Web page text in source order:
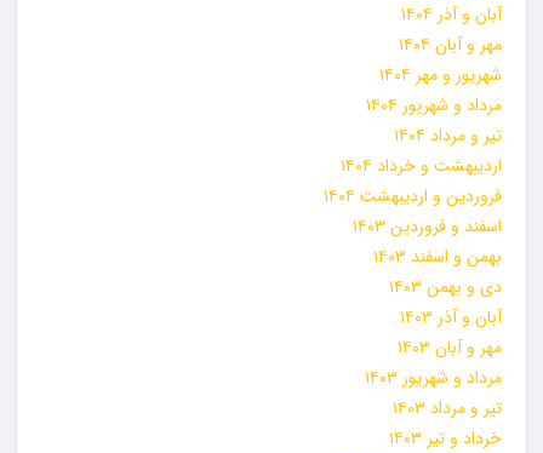
آبان و آذر ۱۴۰۴
مهر و آبان ۱۴۰۴
شهریور و مهر ۱۴۰۴
مرداد و شهریور ۱۴۰۴
تیر و مرداد ۱۴۰۴
اردیبهشت و خرداد ۱۴۰۴
فروردین و اردیبهشت ۱۴۰۴
اسفند و فروردین ۱۴۰۳
بهمن و اسفند ۱۴۰۳
دی و بهمن ۱۴۰۳
آبان و آذر ۱۴۰۳
مهر و آبان ۱۴۰۳
مرداد و شهریور ۱۴۰۳
تیر و مرداد ۱۴۰۳
خرداد و تیر ۱۴۰۳